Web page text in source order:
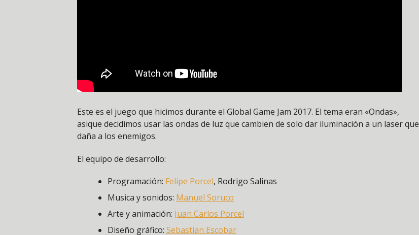
Este es el juego que hicimos durante el Global Game Jam 2017. El tema eran «Ondas»,
asique decidimos usar las ondas de luz que cambien de solo dar iluminación a un laser que
daña a los enemigos.
El equipo de desarrollo:
Programación: Felipe Porcel, Rodrigo Salinas
Musica y sonidos: Manuel Soruco
Arte y animación: Juan Carlos Porcel
Diseño gráfico: Sebastian Escobar